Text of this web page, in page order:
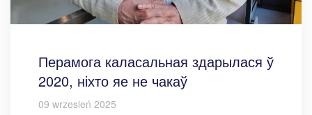
Перамога каласальная здарылася ў
2020, ніхто яе не чакаў
09 wrzesień 2025